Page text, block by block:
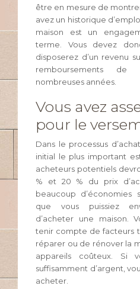
être en mesure de
avez un historique
maison est un
terme. Vous devez
disposerez d’un revenu
remboursements
nombreuses années.
Vous avez
pour le
Dans le processus
initial le plus important
acheteurs potentiels
% et 20 % du prix
beaucoup d’économies
que vous puissiez
d’acheter une maison.
tenir compte de facteurs
réparer ou de rénover la
appareils coûteux. Si
suffisamment d’argent,
acheter.